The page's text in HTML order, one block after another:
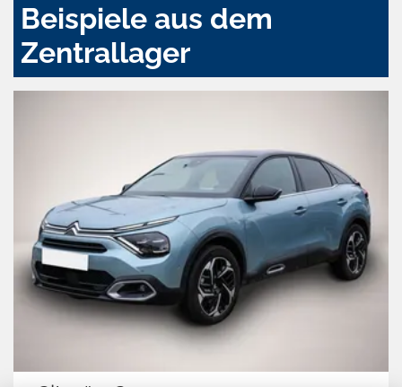
Beispiele aus dem
Zentrallager